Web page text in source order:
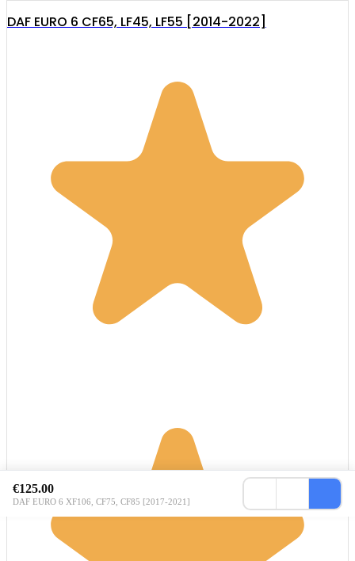
DAF EURO 6 CF65, LF45, LF55 [2014-2022]
€125.00
DAF EURO 6 XF106, CF75, CF85 [2017-2021]